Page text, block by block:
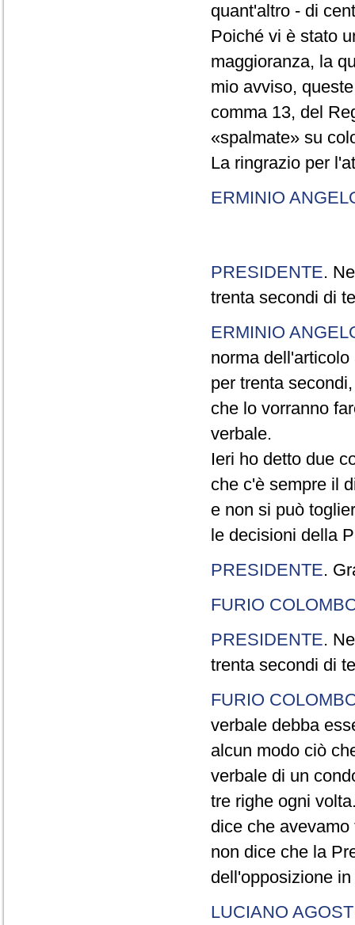
quant'altro - di
Poiché vi è stato
maggioranza, la
mio avviso,
comma 13, del
«spalmate» su
La ringrazio per
ERMINIO
PRESIDENTE.
trenta secondi di
ERMINIO
norma
per trenta
che lo vorranno
verbale.
Ieri ho detto due
che c'è sempre il
e non si può
le decisioni della
PRESIDENTE.
FURIO
PRESIDENTE.
trenta secondi di
FURIO
verbale debba
alcun modo ciò
verbale di un
tre righe ogni
dice che
non dice che la
dell'opposizione
LUCIANO